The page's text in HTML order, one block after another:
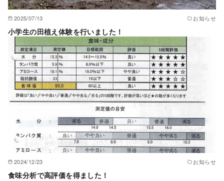
2025/07/13 お知らせ
小学生の田植え体験を行いました！
2024/12/23 お知らせ
食味分析で高評価を得ました！